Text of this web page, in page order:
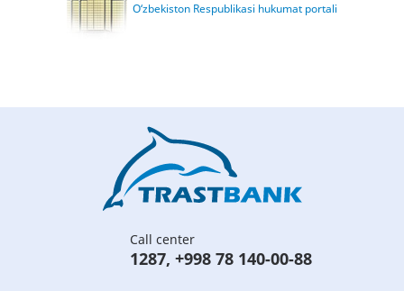
O‘zbekiston Respublikasi hukumat portali
Call center
1287, +998 78 140-00-88